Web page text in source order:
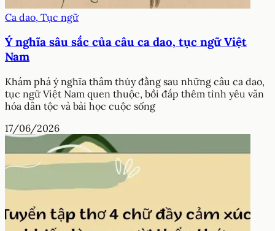
Ca dao, Tục ngữ
Ý nghĩa sâu sắc của câu ca dao, tục ngữ Việt
Nam
Khám phá ý nghĩa thâm thúy đằng sau những câu ca dao,
tục ngữ Việt Nam quen thuộc, bồi đắp thêm tình yêu văn
hóa dân tộc và bài học cuộc sống
17/06/2026